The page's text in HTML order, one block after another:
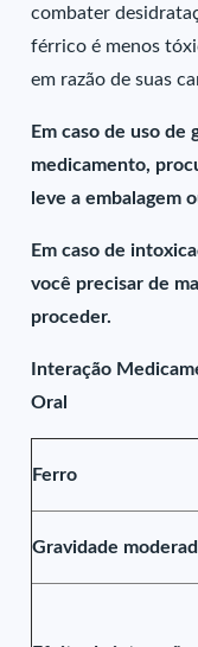
combater
férrico é menos
em razão de suas
Em caso de uso de
medicamento,
leve a embalagem
Em caso de
você precisar de
proceder.
Interação
Oral
Ferro
Gravidade